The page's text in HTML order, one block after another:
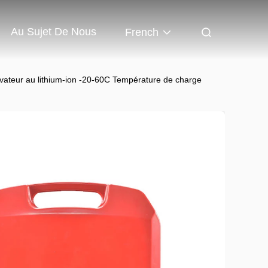
Au Sujet De Nous French
au lithium-ion -20-60C Température de charge